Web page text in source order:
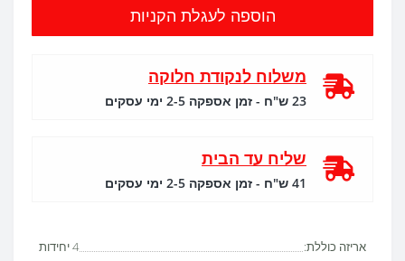
אריזה כוללת:
4 יחידות
הוספה לעגלת הקניות
משלוח לנקודת חלוקה
23 ש"ח - זמן אספקה 2-5 ימי עסקים
שליח עד הבית
41 ש"ח - זמן אספקה 2-5 ימי עסקים